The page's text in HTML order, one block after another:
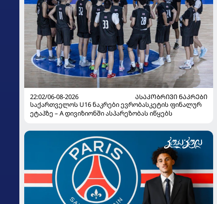
22:02/06-08-2026
ᲐᲡᲐᲙᲝᲑᲠᲘᲕᲘ ᲜᲐᲙᲠᲔᲑᲘ
საქართველოს U16 ნაკრები ევრობასკეტის ფინალურ
ეტაპზე – A დივიზიონში ასპარეზობას იწყებს